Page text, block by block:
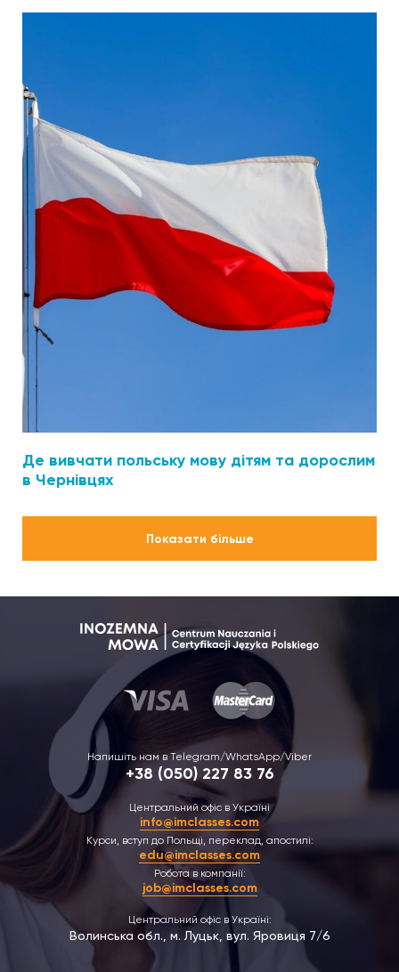
Де вивчати польську мову дітям та дорослим
в Чернівцях
на
Показати більше
Напишіть нам в Telegram/WhatsApp/Viber
+38 (050) 227 83 76
Центральний офіс в Україні
info@imclasses.com
Курси, вступ до Польщі, переклад, апостилі:
edu@imclasses.com
Робота в компанії:
job@imclasses.com
Центральний офіс в Україні:
Волинська обл., м. Луцьк, вул. Яровиця 7/6